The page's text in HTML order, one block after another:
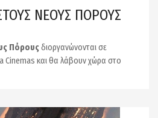
ΝΕΟΥΣ ΠΟΡΟΥΣ
Πόρουςδιοργανώνονται σε
Cinemas και θα λάβουν χώρα στο